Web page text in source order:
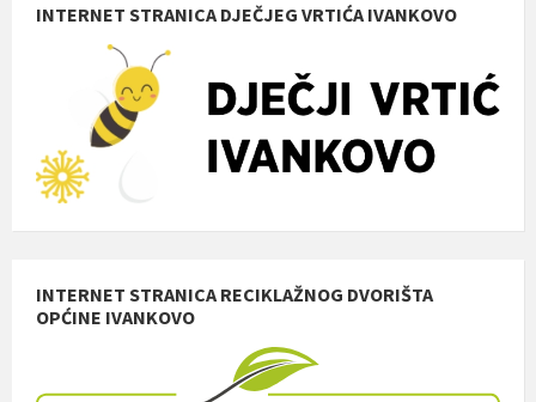
INTERNET STRANICA DJEČJEG VRTIĆA IVANKOVO
INTERNET STRANICA RECIKLAŽNOG DVORIŠTA
OPĆINE IVANKOVO